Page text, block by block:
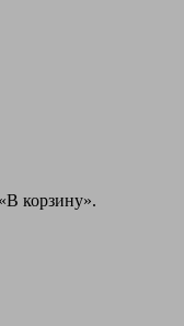
корзину».